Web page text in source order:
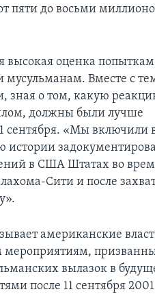
пяти до восьми
высокая оценка попыткам
Вместе с
зная о том, какую
должны были лучше
сентября. «Мы включили
истории
в США Штатах во
Сити и после
американские
мероприятиям,
вылазок в
после 11 сентября 2001